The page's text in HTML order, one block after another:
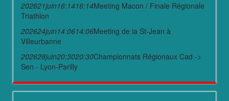
202621juin16:1416:14Meeting Macon / Finale Régionale
Triathlon
202624juin14:0614:06Meeting de la St-Jean à
Villeurbanne
202628juin20:3020:30Championnats Régionaux Cad ->
Sen - Lyon-Parilly